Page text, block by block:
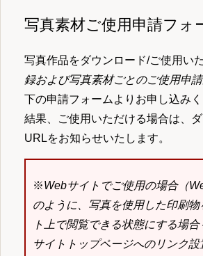
写真素材ご使用申請フォ
写真作品をダウンロード/ご使用い
録および写真素材ごとのご使用申
下の申請フォームよりお申し込み
結果、ご使用いただける場合は、
URLをお知らせいたします。
※Webサイトでご使用の場合（
のように、写真を使用した印刷物
ト上で閲覧できる状態にする場
サイトトップページへのリンク